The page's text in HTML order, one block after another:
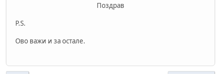
Поздрав
P.S.
Ово важи и за остале.